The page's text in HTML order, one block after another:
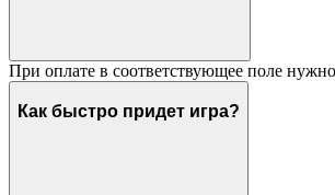
При оплате в соответствующее поле
Как быстро придет игра?